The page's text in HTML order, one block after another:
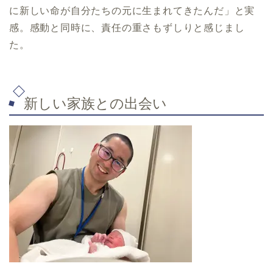
に新しい命が自分たちの元に生まれてきたんだ」と実
感。感動と同時に、責任の重さもずしりと感じまし
た。
新しい家族との出会い